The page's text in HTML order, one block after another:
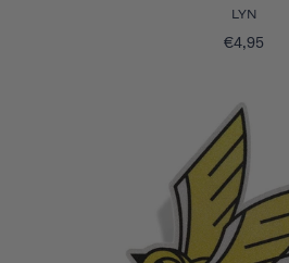
LYN
€4,95